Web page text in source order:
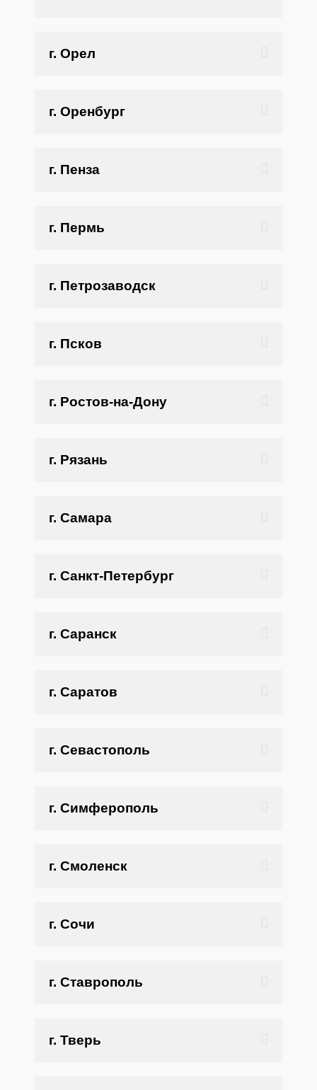
г. Орел
г. Оренбург
г. Пенза
г. Пермь
г. Петрозаводск
г. Псков
г. Ростов-на-Дону
г. Рязань
г. Самара
г. Санкт-Петербург
г. Саранск
г. Саратов
г. Севастополь
г. Симферополь
г. Смоленск
г. Сочи
г. Ставрополь
г. Тверь